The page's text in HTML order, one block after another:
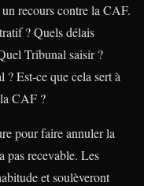
recours contre la CAF.
? Quels délais
Tribunal saisir ?
Est-ce que cela sert à
CAF ?
pour faire annuler la
pas recevable. Les
et soulèveront